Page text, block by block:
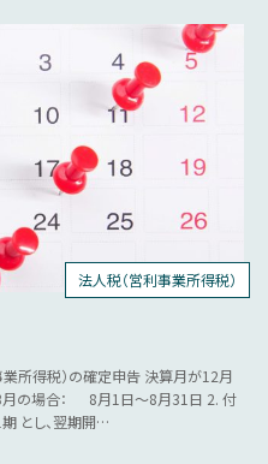
人事労務
源泉税
営業税
個人所得税
法人税（営利事業所得税）
所得税）の確定申告 決算月が12月
の場合： 8月1日～8月31日 2. 付
とし、翌期開…